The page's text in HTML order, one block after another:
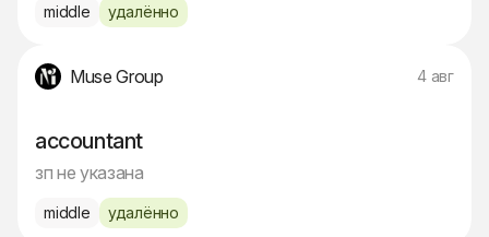
middle удалённо
Muse Group 4 авг
accountant
зп не указана
middle удалённо